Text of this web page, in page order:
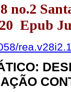
no.2
Epub